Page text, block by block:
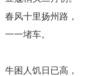
春风十里扬州路，
一一堵车。
牛困人饥日已高，